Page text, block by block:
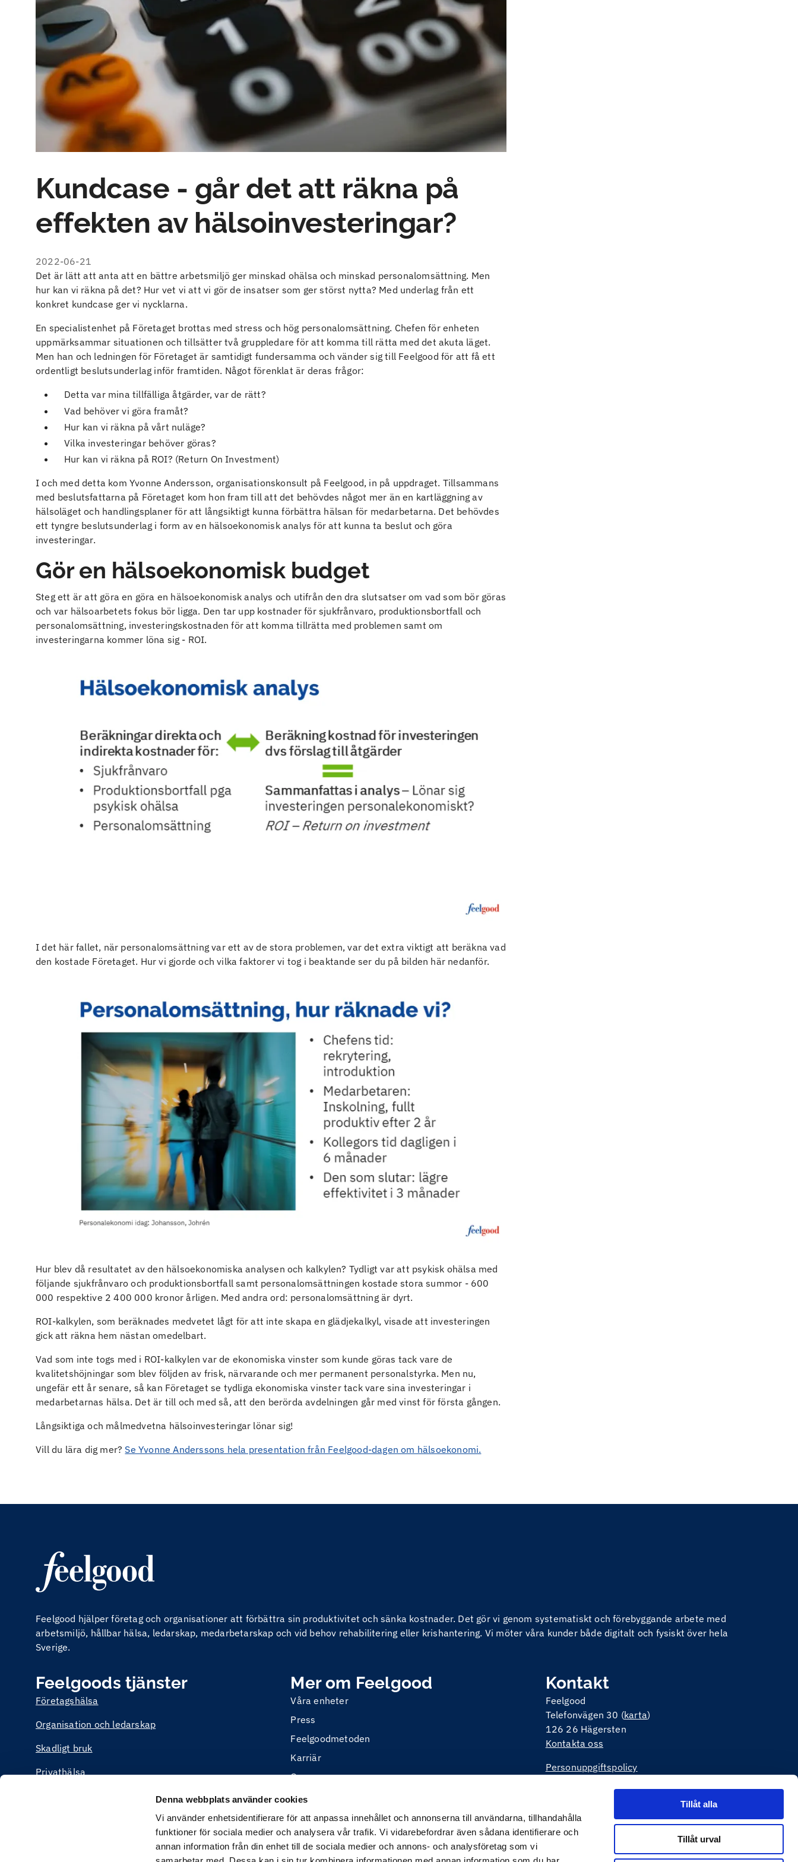
Denna webbplats använder cookies
Vi använder enhetsidentifierare för att anpassa innehållet och annonserna till användarna, tillhandahålla
funktioner för sociala medier och analysera vår trafik. Vi vidarebefordrar även sådana identifierare och
annan information från din enhet till de sociala medier och annons- och analysföretag som vi
Tillåt alla
Tillåt urval
Kundcase - går det att räkna på
effekten av hälsoinvesteringar?
2022-06-21
Det är lätt att anta att en bättre arbetsmiljö ger minskad ohälsa och minskad personalomsättning. Men
hur kan vi räkna på det? Hur vet vi att vi gör de insatser som ger störst nytta? Med underlag från ett
konkret kundcase ger vi nycklarna.
En specialistenhet på Företaget brottas med stress och hög personalomsättning. Chefen för enheten
uppmärksammar situationen och tillsätter två gruppledare för att komma till rätta med det akuta läget.
Men han och ledningen för Företaget är samtidigt fundersamma och vänder sig till Feelgood för att få ett
ordentligt beslutsunderlag inför framtiden. Något förenklat är deras frågor:
Detta var mina tillfälliga åtgärder, var de rätt?
Vad behöver vi göra framåt?
Hur kan vi räkna på vårt nuläge?
Vilka investeringar behöver göras?
Hur kan vi räkna på ROI? (Return On Investment)
I och med detta kom Yvonne Andersson, organisationskonsult på Feelgood, in på uppdraget. Tillsammans
med beslutsfattarna på Företaget kom hon fram till att det behövdes något mer än en kartläggning av
hälsoläget och handlingsplaner för att långsiktigt kunna förbättra hälsan för medarbetarna. Det behövdes
ett tyngre beslutsunderlag i form av en hälsoekonomisk analys för att kunna ta beslut och göra
investeringar.
Gör en hälsoekonomisk budget
Steg ett är att göra en göra en hälsoekonomisk analys och utifrån den dra slutsatser om vad som bör göras
och var hälsoarbetets fokus bör ligga. Den tar upp kostnader för sjukfrånvaro, produktionsbortfall och
personalomsättning, investeringskostnaden för att komma tillrätta med problemen samt om
investeringarna kommer löna sig - ROI.
I det här fallet, när personalomsättning var ett av de stora problemen, var det extra viktigt att beräkna vad
den kostade Företaget. Hur vi gjorde och vilka faktorer vi tog i beaktande ser du på bilden här nedanför.
Hur blev då resultatet av den hälsoekonomiska analysen och kalkylen? Tydligt var att psykisk ohälsa med
följande sjukfrånvaro och produktionsbortfall samt personalomsättningen kostade stora summor - 600
000 respektive 2 400 000 kronor årligen. Med andra ord: personalomsättning är dyrt.
ROI-kalkylen, som beräknades medvetet lågt för att inte skapa en glädjekalkyl, visade att investeringen
gick att räkna hem nästan omedelbart.
Vad som inte togs med i ROI-kalkylen var de ekonomiska vinster som kunde göras tack vare de
kvalitetshöjningar som blev följden av frisk, närvarande och mer permanent personalstyrka. Men nu,
ungefär ett år senare, så kan Företaget se tydliga ekonomiska vinster tack vare sina investeringar i
medarbetarnas hälsa. Det är till och med så, att den berörda avdelningen går med vinst för första gången.
Långsiktiga och målmedvetna hälsoinvesteringar lönar sig!
Vill du lära dig mer? Se Yvonne Anderssons hela presentation från Feelgood-dagen om hälsoekonomi.
Feelgood hjälper företag och organisationer att förbättra sin produktivitet och sänka kostnader. Det gör vi genom systematiskt och förebyggande arbete med
arbetsmiljö, hållbar hälsa, ledarskap, medarbetarskap och vid behov rehabilitering eller krishantering. Vi möter våra kunder både digitalt och fysiskt över hela
Sverige.
Feelgoods tjänster
Företagshälsa
Organisation och ledarskap
Skadligt bruk
Privathälsa
Mer om Feelgood
Våra enheter
Press
Feelgoodmetoden
Karriär
Om oss
Kontakt
Feelgood
Telefonvägen 30 (karta)
126 26 Hägersten
Kontakta oss
Personuppgiftspolicy